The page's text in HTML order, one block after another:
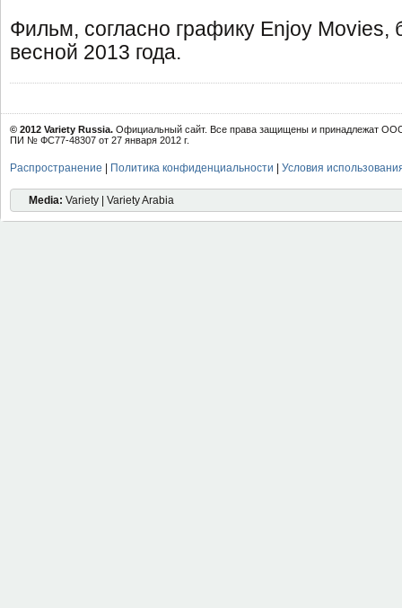
Фильм, согласно графику Enjoy Movies,
весной 2013 года.
© 2012 Variety Russia. Официальный сайт. Все права защищены и принадлежат
ПИ № ФС77-48307 от 27 января 2012 г.
Распространение Политика конфиденциальности Условия
Media: Variety | Variety Arabia